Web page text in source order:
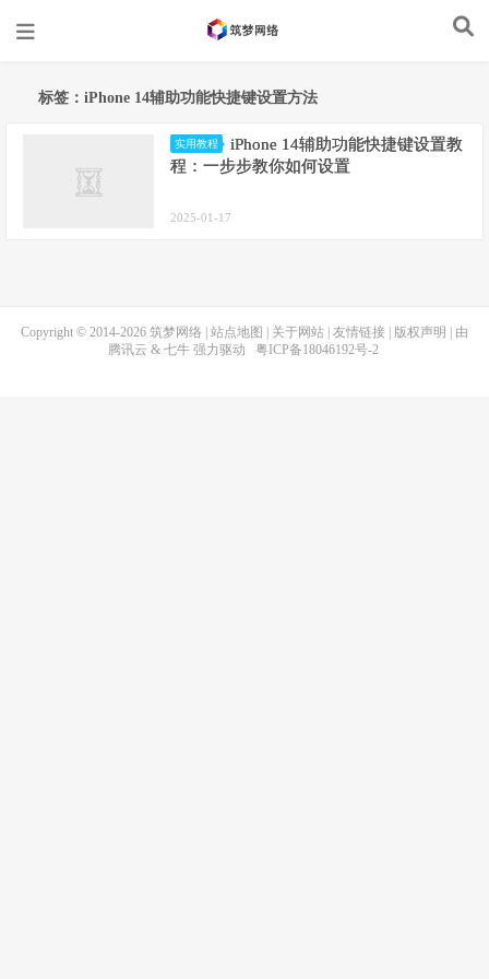
标签：iPhone 14辅助功能快捷键设置方法
实用教程
iPhone 14辅助功能快捷键设置教
程：一步步教你如何设置
2025-01-17
Copyright © 2014-2026 筑梦网络 站点地图 关于网站 友情链接 版权声明
| 由
腾讯云 & 七牛强力驱动 粤ICP备18046192号-2